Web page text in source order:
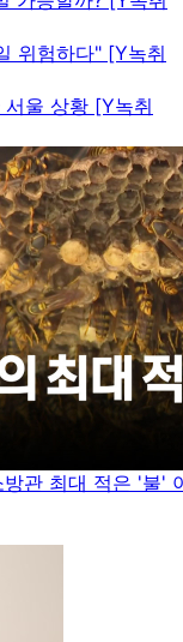
위험하다" [Y녹취
울 상황 [Y녹취
관 최대 적은 '불'